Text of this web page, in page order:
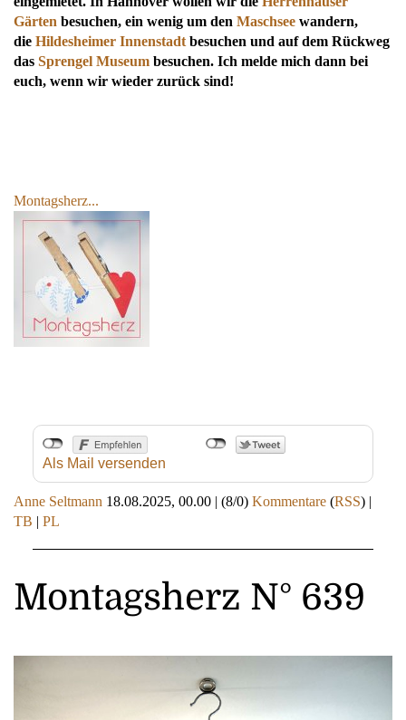
Gärten besuchen, ein wenig um den Maschsee wandern,
die Hildesheimer Innenstadt besuchen und auf dem Rückweg
das Sprengel Museum besuchen. Ich melde mich dann bei
euch, wenn wir wieder zurück sind!
Montagsherz...
Als Mail versenden
Anne Seltmann 18.08.2025, 00.00 | (8/0) Kommentare (RSS) |
TB | PL
Montagsherz N° 639